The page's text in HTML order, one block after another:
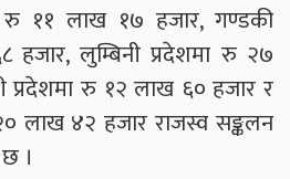
रु ११ लाख १७ हजार, गण्डकी
लुम्बिनी प्रदेशमा रु २७
प्रदेशमा रु १२ लाख ६० हजार र
लाख ४२ हजार राजस्व सङ्कलन
।